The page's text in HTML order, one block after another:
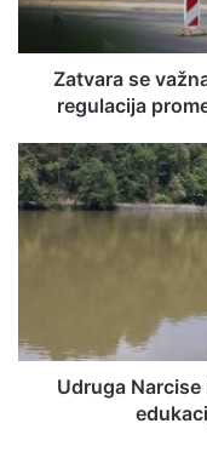
Zatvara se
regulacija
Udruga